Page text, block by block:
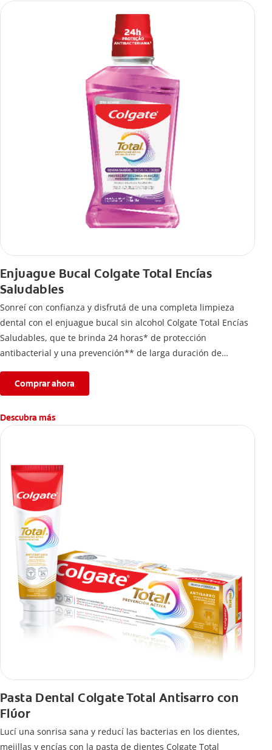
Enjuague Bucal Colgate Total Encías
Saludables
Sonreí con confianza y disfrutá de una completa limpieza
dental con el enjuague bucal sin alcohol Colgate Total Encías
Saludables, que te brinda 24 horas* de protección
antibacterial y una prevención** de larga duración de
Comprar ahora
Descubra más
Pasta Dental Colgate Total Antisarro con
Flúor
Lucí una sonrisa sana y reducí las bacterias en los dientes,
mejillas y encías con la pasta de dientes Colgate Total